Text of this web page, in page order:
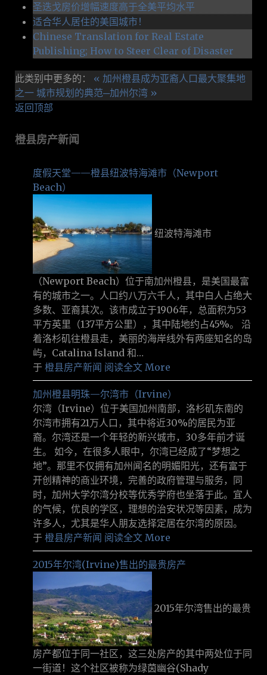
圣迭戈房价增幅速度高于全美平均水平
适合华人居住的美国城市！
Chinese Translation for Real Estate
Publishing; How to Steer Clear of Disaster
此类别中更多的：
« 加州橙县成为亚裔人口最大聚集地
之一 城市规划的典范─加州尔湾 »
返回顶部
橙县房产新闻
度假天堂——橙县纽波特海滩市（Newport
Beach）
纽波特海滩市
（Newport Beach）位于南加州橙县，是美国最富
有的城市之一。人口约八万六千人，其中白人占绝大
多数、亚裔其次。该市成立于1906年，总面积为53
平方英里（137平方公里），其中陆地约占45%。 沿
着洛杉矶往橙县走，美丽的海岸线外有两座知名的岛
屿，Catalina Island 和…
于 橙县房产新闻 阅读全文 More
加州橙县明珠—尔湾市（Irvine）
尔湾（Irvine）位于美国加州南部，洛杉矶东南的
尔湾市拥有21万人口，其中将近30%的居民为亚
裔。尔湾还是一个年轻的新兴城市，30多年前才诞
生。 如今，在很多人眼中，尔湾已经成了“梦想之
地”。那里不仅拥有加州闻名的明媚阳光，还有富于
开创精神的商业环境，完善的政府管理与服务，同
时，加州大学尔湾分校等优秀学府也坐落于此。宜人
的气候，优良的学区，理想的治安状况等因素，成为
许多人，尤其是华人朋友选择定居在尔湾的原因。
于 橙县房产新闻 阅读全文 More
2015年尔湾(Irvine)售出的最贵房产
2015年尔湾售出的最贵
房产都位于同一社区，这三处房产的其中两处位于同
一街道！这个社区被称为绿茵幽谷(Shady